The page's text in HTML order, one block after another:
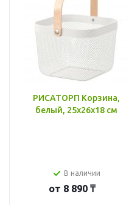
РИСАТОРП Корзина,
белый, 25x26x18 см
В наличии
от 8 890 ₸